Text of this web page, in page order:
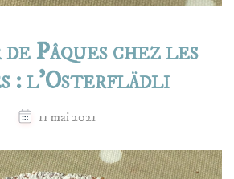
Pâques chez les
: l’Osterflädli
11 mai 2021